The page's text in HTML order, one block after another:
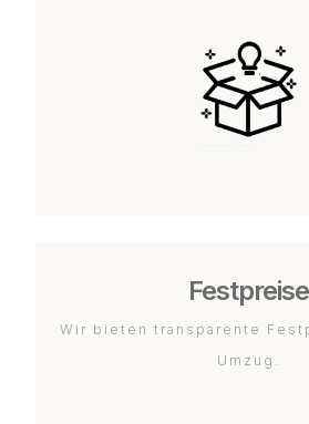
Festpreise
Wir bieten transparente
Umzug.